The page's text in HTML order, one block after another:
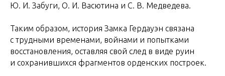
Ю. И. Забуги, О. И. Васютина и С. В. Медведева.
Таким образом, история Замка Гердауэн связана
с трудными временами, войнами и попытками
восстановления, оставляя свой след в виде руин
и сохранившихся фрагментов орденских построек.